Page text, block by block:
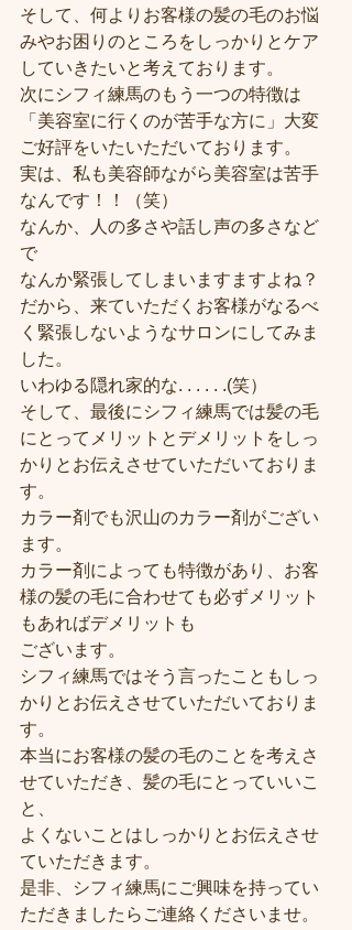
そして、何よりお客様の髪の毛のお悩
みやお困りのところをしっかりとケア
していきたいと考えております。
次にシフィ練馬のもう一つの特徴は
「美容室に行くのが苦手な方に」大変
ご好評をいたいただいております。
実は、私も美容師ながら美容室は苦手
なんです！！（笑）
なんか、人の多さや話し声の多さなど
で
なんか緊張してしまいますますよね？
だから、来ていただくお客様がなるべ
く緊張しないようなサロンにしてみま
した。
いわゆる隠れ家的な. . . . . .(笑）
そして、最後にシフィ練馬では髪の毛
にとってメリットとデメリットをしっ
かりとお伝えさせていただいておりま
す。
カラー剤でも沢山のカラー剤がござい
ます。
カラー剤によっても特徴があり、お客
様の髪の毛に合わせても必ずメリット
もあればデメリットも
ございます。
シフィ練馬ではそう言ったこともしっ
かりとお伝えさせていただいておりま
す。
本当にお客様の髪の毛のことを考えさ
せていただき、髪の毛にとっていいこ
と、
よくないことはしっかりとお伝えさせ
ていただきます。
是非、シフィ練馬にご興味を持ってい
ただきましたらご連絡くださいませ。